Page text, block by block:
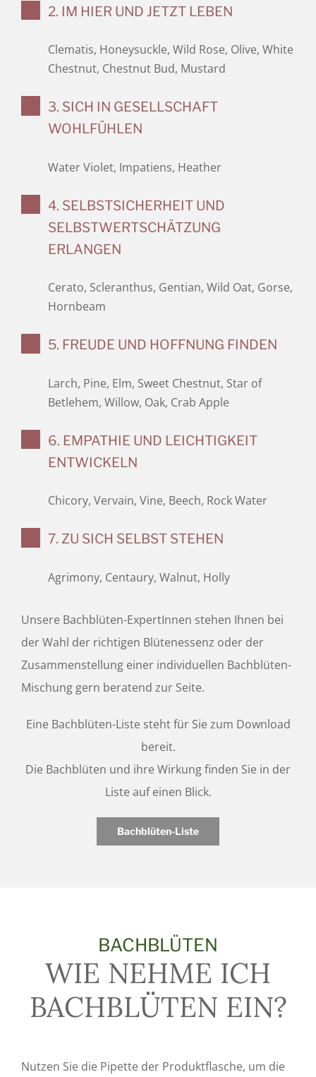
2. IM HIER UND JETZT LEBEN
Clematis, Honeysuckle, Wild Rose, Olive, White
Chestnut, Chestnut Bud, Mustard
3. SICH IN GESELLSCHAFT
WOHLFÜHLEN
Water Violet, Impatiens, Heather
4. SELBSTSICHERHEIT UND
SELBSTWERTSCHÄTZUNG
ERLANGEN
Cerato, Scleranthus, Gentian, Wild Oat, Gorse,
Hornbeam
5. FREUDE UND HOFFNUNG FINDEN
Larch, Pine, Elm, Sweet Chestnut, Star of
Betlehem, Willow, Oak, Crab Apple
6. EMPATHIE UND LEICHTIGKEIT
ENTWICKELN
Chicory, Vervain, Vine, Beech, Rock Water
7. ZU SICH SELBST STEHEN
Agrimony, Centaury, Walnut, Holly
Unsere Bachblüten-ExpertInnen stehen Ihnen bei
der Wahl der richtigen Blütenessenz oder der
Zusammenstellung einer individuellen Bachblüten-
Mischung gern beratend zur Seite.
Eine Bachblüten-Liste steht für Sie zum Download
bereit.
Die Bachblüten und ihre Wirkung finden Sie in der
Liste auf einen Blick.
Bachblüten-Liste
BACHBLÜTEN
WIE NEHME ICH
BACHBLÜTEN EIN?
Nutzen Sie die Pipette der Produktflasche, um die